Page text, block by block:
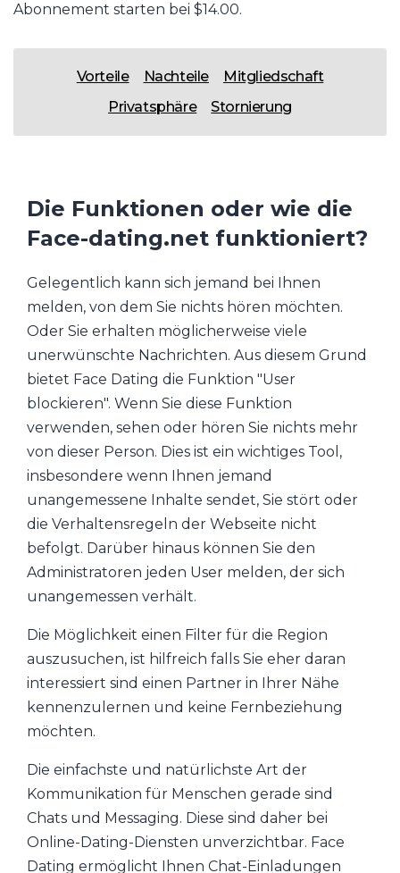
Abonnement starten bei $14.00.
Vorteile Nachteile
Mitgliedschaft
Privatsphäre
Stornierung
Die Funktionen oder wie die
Face-dating.net funktioniert?
Gelegentlich kann sich jemand bei Ihnen
melden, von dem Sie nichts hören möchten.
Oder Sie erhalten möglicherweise viele
unerwünschte Nachrichten. Aus diesem Grund
bietet Face Dating die Funktion "User
blockieren". Wenn Sie diese Funktion
verwenden, sehen oder hören Sie nichts mehr
von dieser Person. Dies ist ein wichtiges Tool,
insbesondere wenn Ihnen jemand
unangemessene Inhalte sendet, Sie stört oder
die Verhaltensregeln der Webseite nicht
befolgt. Darüber hinaus können Sie den
Administratoren jeden User melden, der sich
unangemessen verhält.
Die Möglichkeit einen Filter für die Region
auszusuchen, ist hilfreich falls Sie eher daran
interessiert sind einen Partner in Ihrer Nähe
kennenzulernen und keine Fernbeziehung
möchten.
Die einfachste und natürlichste Art der
Kommunikation für Menschen gerade sind
Chats und Messaging. Diese sind daher bei
Online-Dating-Diensten unverzichtbar. Face
Dating ermöglicht Ihnen Chat-Einladungen